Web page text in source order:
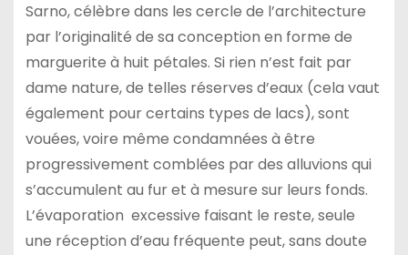
Sarno, célèbre dans les cercle de l’architecture
par l’originalité de sa conception en forme de
marguerite à huit pétales. Si rien n’est fait par
dame nature, de telles réserves d’eaux (cela vaut
également pour certains types de lacs), sont
vouées, voire même condamnées à être
progressivement comblées par des alluvions qui
s’accumulent au fur et à mesure sur leurs fonds.
L’évaporation excessive faisant le reste, seule
une réception d’eau fréquente peut, sans doute